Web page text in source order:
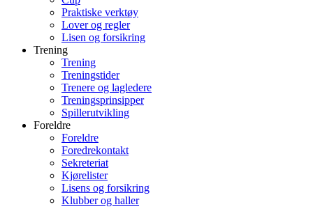
Praktiske verktøy
Lover og regler
Lisen og forsikring
Trening
Trening
Treningstider
Trenere og lagledere
Treningsprinsipper
Spillerutvikling
Foreldre
Foreldre
Foredrekontakt
Sekreteriat
Kjørelister
Lisens og forsikring
Klubber og haller